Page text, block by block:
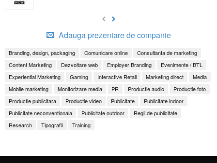
Adauga prezentare de companie
Branding, design, packaging Comunicare online
Consultanta de marketing
Content Marketing
Dezvoltare web Employer Branding
Evenimente / BTL
Experiential Marketing
Gaming Interactive Retail Marketing direct
Media
Mobile marketing
Monitorizare media PR Productie audio
Productie foto
Productie publicitara
Productie video Publicitate
Publicitate indoor
Publicitate neconventionala
Publicitate outdoor
Regii de publicitate
Research
Tipografii Training